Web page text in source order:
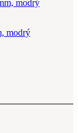
modrý